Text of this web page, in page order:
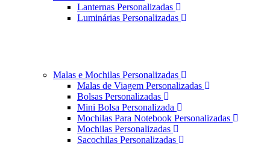
Lanternas Personalizadas
Luminárias Personalizadas
Malas e Mochilas Personalizadas
Malas de Viagem Personalizadas
Bolsas Personalizadas
Mini Bolsa Personalizada
Mochilas Para Notebook Personalizadas
Mochilas Personalizadas
Sacochilas Personalizadas